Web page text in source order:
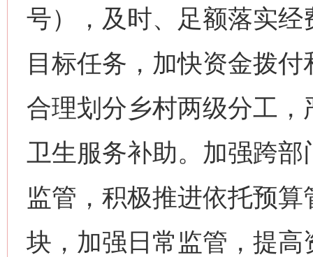
号），及时、足额落实
目标任务，加快资金拨
合理划分乡村两级分工
卫生服务补助。加强跨
监管，积极推进依托预
块，加强日常监管，提